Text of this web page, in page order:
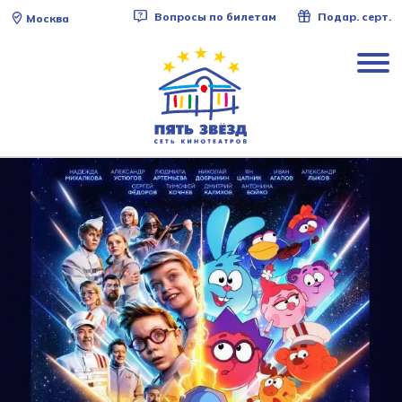
Москва Вопросы по билетам Подар. серт.